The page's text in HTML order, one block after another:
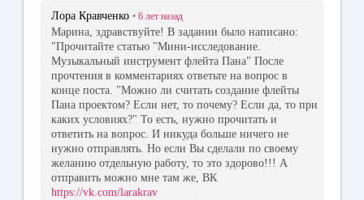
Лора Кравченко • 6 лет назад
Марина, здравствуйте! В задании было написано:
"Прочитайте статью "Мини-исследование.
Музыкальный инструмент флейта Пана" После
прочтения в комментариях ответьте на вопрос в
конце поста. "Можно ли считать создание флейты
Пана проектом? Если нет, то почему? Если да, то при
каких условиях?" То есть, нужно прочитать и
ответить на вопрос. И никуда больше ничего не
нужно отправлять. Но если Вы сделали по своему
желанию отдельную работу, то это здорово!!! А
отправить можно мне там же, ВК
https://vk.com/larakrav